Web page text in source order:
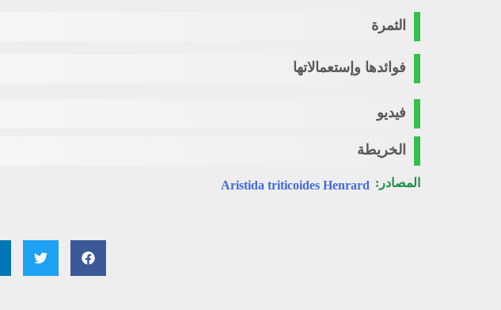
الثمرة
فوائدها وإستعمالاتها
فيديو
الخريطة
المصادر: Aristida triticoides Henrard